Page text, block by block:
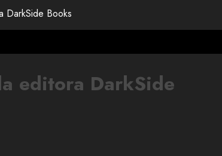
DarkSide Books
editora DarkSide